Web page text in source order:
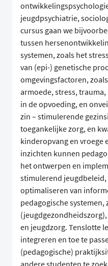
jeugdpsychiatrie,
cursus gaan we
tussen
systemen, zoals het
van (epi-) genetische
omgevingsfactoren,
armoede, stress,
in de opvoeding, en
zin – stimulerende
toegankelijke zorg, en
kinderopvang en vroege
inzichten kunnen
het ontwerpen en
stimulerend jeugdbeleid,
optimaliseren van
pedagogische
en jeugdzorg. Tenslotte
integreren en toe te
(pedagogische)